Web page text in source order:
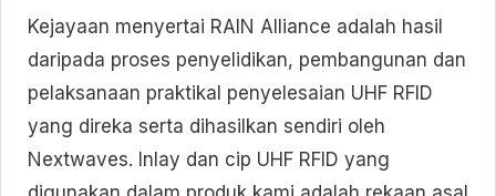
Kejayaan menyertai RAIN Alliance adalah hasil
daripada proses penyelidikan, pembangunan dan
pelaksanaan praktikal penyelesaian UHF RFID
yang direka serta dihasilkan sendiri oleh
Nextwaves. Inlay dan cip UHF RFID yang